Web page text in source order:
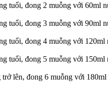
tuổi, đong 2 muỗng với 60ml
tuổi, đong 3 muỗng với 90ml
tuổi, đong 4 muỗng với 120ml
tuổi, đong 5 muỗng với 150ml
trở lên, đong 6 muỗng với